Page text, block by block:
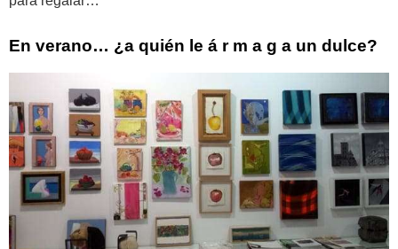
En verano… ¿a quién le á r m a g a un dulce?